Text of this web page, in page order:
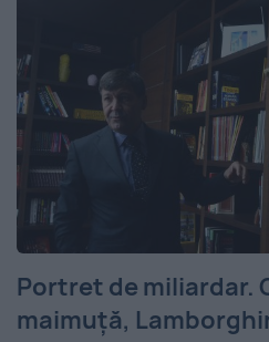
Portret de miliardar.
maimuţă,